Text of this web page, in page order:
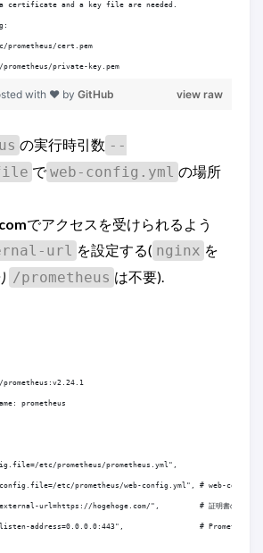
certificate and a key file are needed.
prometheus/cert.pem
prometheus/private-key.pem
view raw
with ❤ by GitHub
の実行時引数 --
で web-config.yml の場所
でアクセスを受けられるよう
url を設定する( nginx を
/prometheus は不要).
prometheus:v2.24.1
prometheus
etc/prometheus/prometheus.yml",
etc/prometheus/web-config.yml", # web-configの場
url=https://hogehoge.com/",         # 証明書のSANsに指
address=0.0.0.0:443",                 # Prometheus自体